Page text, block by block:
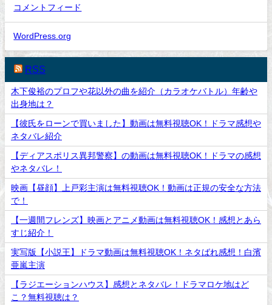
コメントフィード
WordPress.org
RSS
木下俊裕のプロフや花以外の曲を紹介（カラオケバトル）年齢や
出身地は？
【彼氏をローンで買いました】動画は無料視聴OK！ドラマ感想や
ネタバレ紹介
【ディアスポリス異邦警察】の動画は無料視聴OK！ドラマの感想
やネタバレ！
映画【昼顔】上戸彩主演は無料視聴OK！動画は正規の安全な方法
で！
【一週間フレンズ】映画とアニメ動画は無料視聴OK！感想とあら
すじ紹介！
実写版【小説王】ドラマ動画は無料視聴OK！ネタばれ感想！白濱
亜嵐主演
【ラジエーションハウス】感想とネタバレ！ドラマロケ地はど
こ？無料視聴は？